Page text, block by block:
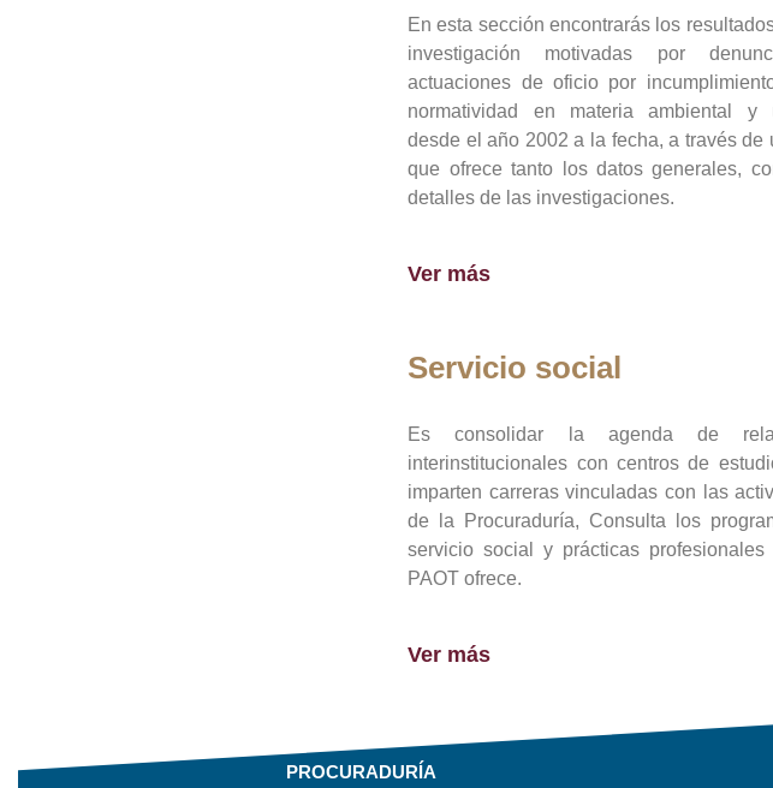
En esta sección encontrarás los
investigación motivadas por
actuaciones de oficio por
normatividad en materia ambiental y
desde el año 2002 a la fecha, a través de
que ofrece tanto los datos generales,
detalles de las investigaciones.
Ver más
Servicio social
Es consolidar la agenda de
interinstitucionales con centros de
imparten carreras vinculadas con las
de la Procuraduría, Consulta los
servicio social y prácticas
PAOT ofrece.
Ver más
PROCURADURÍA